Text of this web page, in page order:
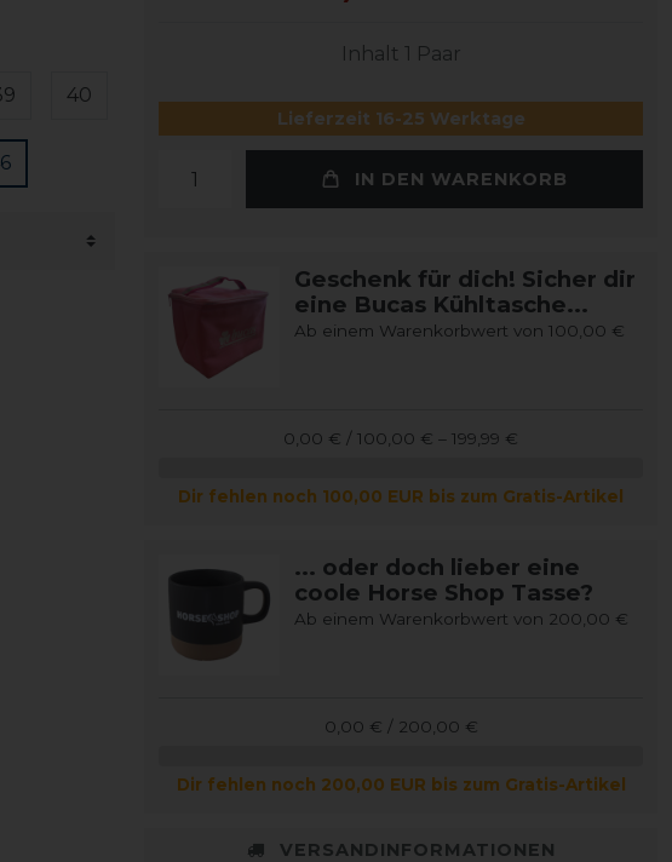
40
Inhalt 1 Paar
Lieferzeit 16-25 Werktage
IN DEN WARENKORB
Geschenk für dich! Sicher dir
eine Bucas Kühltasche...
Ab einem Warenkorbwert von 100,00 €
0,00 € / 100,00 € – 199,99 €
Dir fehlen noch 100,00 EUR bis zum Gratis-Artikel
... oder doch lieber eine
coole Horse Shop Tasse?
Ab einem Warenkorbwert von 200,00 €
0,00 € / 200,00 €
Dir fehlen noch 200,00 EUR bis zum Gratis-Artikel
VERSANDINFORMATIONEN